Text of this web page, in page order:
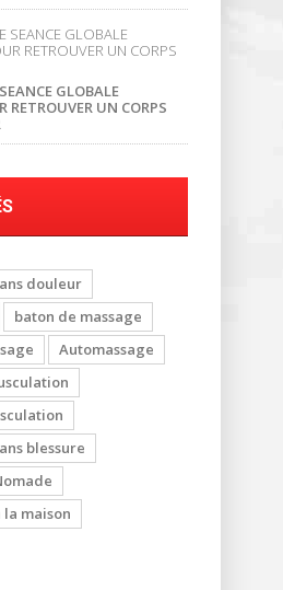
GLOBALE
RETROUVER UN CORPS
douleur
baton de massage
Automassage
blessure
maison